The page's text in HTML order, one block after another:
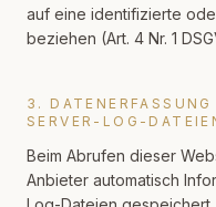
auf eine identifizierte
beziehen (Art. 4 Nr. 1
3.
SERVER-LOG-
Beim Abrufen dieser
Anbieter automatisch